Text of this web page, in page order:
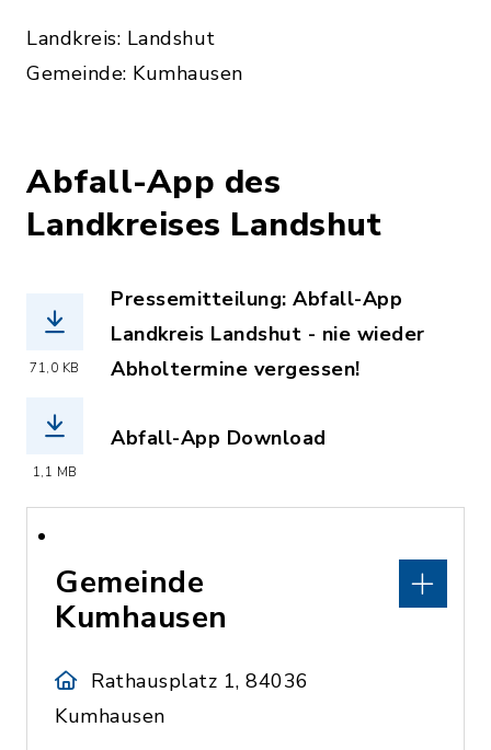
Landkreis: Landshut
Gemeinde: Kumhausen
Abfall-App des
Landkreises Landshut
71,0 KB
Pressemitteilung: Abfall-App
Landkreis Landshut - nie wieder
Abholtermine vergessen!
1,1 MB
Abfall-App Download
Gemeinde
Kumhausen
Rathausplatz 1, 84036
Kumhausen